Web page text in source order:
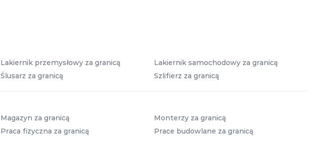
Lakiernik przemysłowy za granicą
Lakiernik samochodowy za granicą
Ślusarz za granicą Szlifierz za granicą
Magazyn za granicą
Monterzy za granicą
Praca fizyczna za granicą
Prace budowlane za granicą